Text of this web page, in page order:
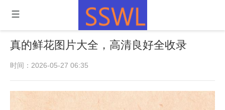
真的鲜花图片大全，高清良好全收录
时间：2026-05-27 06:35